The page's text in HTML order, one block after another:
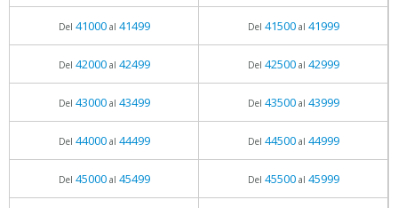
Del 41000al 41499 Del 41500al 41999
Del 42000al 42499 Del 42500al 42999
Del 43000al 43499 Del 43500al 43999
Del 44000al 44499 Del 44500al 44999
Del 45000al 45499 Del 45500al 45999